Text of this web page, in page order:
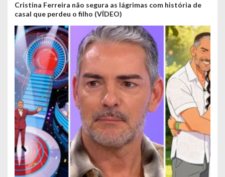
Cristina Ferreira não segura as lágrimas com história de
casal que perdeu o filho (VÍDEO)